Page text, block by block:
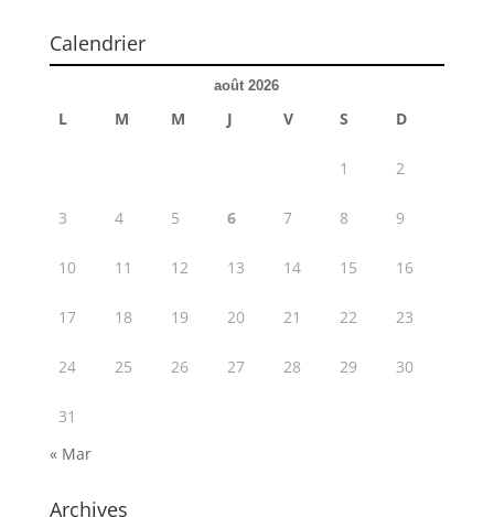
Calendrier
août 2026
L M M J V S D
1 2
3 4 5 6 7 8 9
10 11 12 13 14 15 16
17 18 19 20 21 22 23
24 25 26 27 28 29 30
31
« Mar
Archives